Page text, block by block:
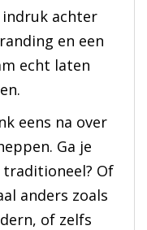
indruk achter
en een
echt laten
eens na over
Ga je
Of
anders zoals
of zelfs